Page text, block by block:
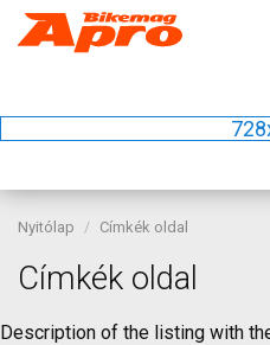
Nyitólap Címkék oldal
Címkék oldal
Description of the listing with